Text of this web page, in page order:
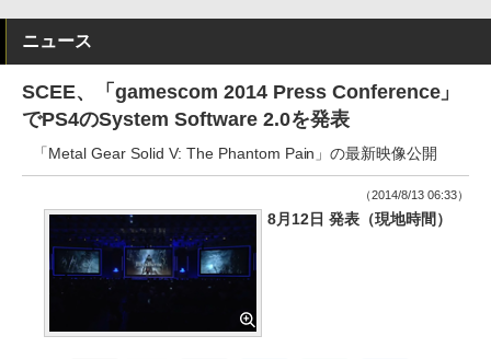
ニュース
SCEE、「gamescom 2014 Press Conference」
でPS4のSystem Software 2.0を発表
「Metal Gear Solid V: The Phantom Pain」の最新映像公開
（2014/8/13 06:33）
8月12日 発表（現地時間）